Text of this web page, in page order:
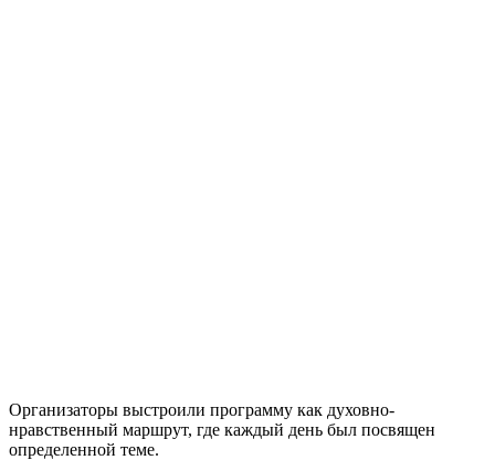
Организаторы выстроили программу как духовно-
нравственный маршрут, где каждый день был посвящен
определенной теме.